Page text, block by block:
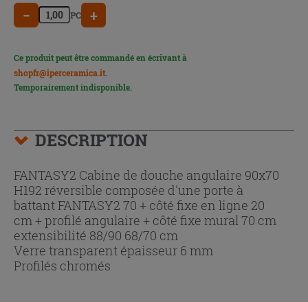
− PC +
Ce produit peut être commandé en écrivant à
shopfr@iperceramica.it.
Temporairement indisponible.
DESCRIPTION
FANTASY2 Cabine de douche angulaire 90x70
H192 réversible composée d'une porte à
battant FANTASY2 70 + côté fixe en ligne 20
cm + profilé angulaire + côté fixe mural 70 cm
extensibilité 88/90 68/70 cm
Verre transparent épaisseur 6 mm
Profilés chromés